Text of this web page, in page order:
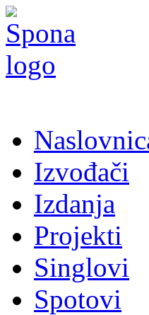
Izvođači
Izdanja
Projekti
Singlovi
Spotovi